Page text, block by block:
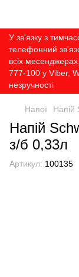
У зв'язку з
телефонний
всіх
777-100 у Viber,
незручності
Напої Напій
Напій
з/б 0,33л
Артикул: 100135